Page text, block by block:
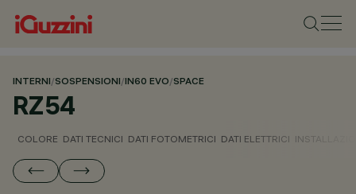
INTERNI/SOSPENSIONI/IN60 EVO/SPACE
RZ54
COLORE DATI TECNICI DATI FOTOMETRICI DATI ELETTRICI